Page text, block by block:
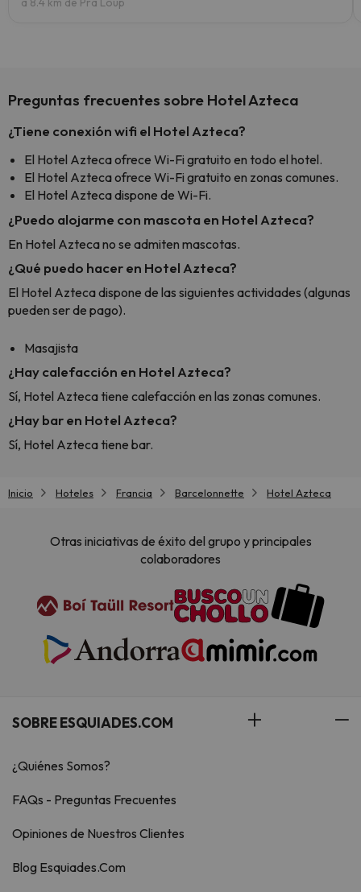
Preguntas frecuentes sobre Hotel Azteca
¿Tiene conexión wifi el Hotel Azteca?
El Hotel Azteca ofrece Wi-Fi gratuito en todo el hotel.
El Hotel Azteca ofrece Wi-Fi gratuito en zonas comunes.
El Hotel Azteca dispone de Wi-Fi.
¿Puedo alojarme con mascota en Hotel Azteca?
En Hotel Azteca no se admiten mascotas.
¿Qué puedo hacer en Hotel Azteca?
El Hotel Azteca dispone de las siguientes actividades (algunas
pueden ser de pago).
Masajista
¿Hay calefacción en Hotel Azteca?
Sí, Hotel Azteca tiene calefacción en las zonas comunes.
¿Hay bar en Hotel Azteca?
Sí, Hotel Azteca tiene bar.
Inicio Hoteles Francia Barcelonnette Hotel Azteca
Otras iniciativas de éxito del grupo y principales
colaboradores
SOBRE ESQUIADES.COM
¿Quiénes Somos?
FAQs - Preguntas Frecuentes
Opiniones de Nuestros Clientes
Blog Esquiades.Com